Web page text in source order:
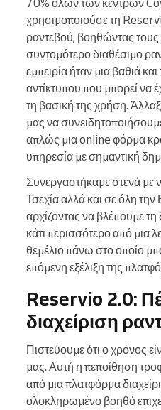
70% όλων των κέντρων
χρησιμοποιούσε τη
ραντεβού, βοηθώντας τους
συντομότερο διαθέσιμο
εμπειρία ήταν μια βαθιά
αντίκτυπου που μπορεί να
τη βασική της χρήση.
μας να
απλώς μια online φόρμα
υπηρεσία με σημαντική
Συνεργαστήκαμε στενά με
Τσεχία αλλά και σε όλη
αρχίζοντας να βλέπουμε
κάτι περισσότερο από μια
θεμέλιο πάνω στο οποίο
επόμενη εξέλιξη της
Reservio 2.0:
διαχείριση
Πιστεύουμε ότι ο χρόνος
μας. Αυτή η πεποίθηση
από μια πλατφόρμα
ολοκληρωμένο βοηθό